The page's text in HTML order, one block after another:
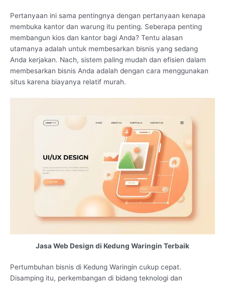
Pertanyaan ini sama pentingnya dengan pertanyaan kenapa
membuka kantor dan warung itu penting. Seberapa penting
membangun kios dan kantor bagi Anda? Tentu alasan
utamanya adalah untuk membesarkan bisnis yang sedang
Anda kerjakan. Nach, sistem paling mudah dan efisien dalam
membesarkan bisnis Anda adalah dengan cara menggunakan
situs karena biayanya relatif murah.
Jasa Web Design di Kedung Waringin Terbaik
Pertumbuhan bisnis di Kedung Waringin cukup cepat.
Disamping itu, perkembangan di bidang teknologi dan